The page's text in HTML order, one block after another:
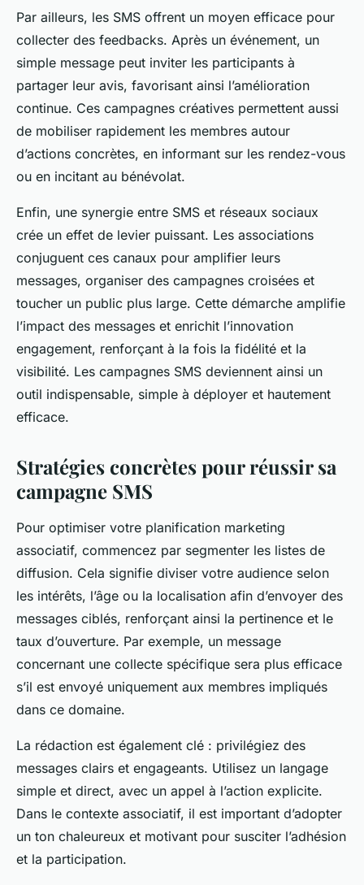
Par ailleurs, les SMS offrent un moyen efficace pour
collecter des feedbacks. Après un événement, un
simple message peut inviter les participants à
partager leur avis, favorisant ainsi l’amélioration
continue. Ces campagnes créatives permettent aussi
de mobiliser rapidement les membres autour
d’actions concrètes, en informant sur les rendez-vous
ou en incitant au bénévolat.
Enfin, une synergie entre SMS et réseaux sociaux
crée un effet de levier puissant. Les associations
conjuguent ces canaux pour amplifier leurs
messages, organiser des campagnes croisées et
toucher un public plus large. Cette démarche amplifie
l’impact des messages et enrichit l’innovation
engagement, renforçant à la fois la fidélité et la
visibilité. Les campagnes SMS deviennent ainsi un
outil indispensable, simple à déployer et hautement
efficace.
Stratégies concrètes pour réussir sa
campagne SMS
Pour optimiser votre planification marketing
associatif, commencez par segmenter les listes de
diffusion. Cela signifie diviser votre audience selon
les intérêts, l’âge ou la localisation afin d’envoyer des
messages ciblés, renforçant ainsi la pertinence et le
taux d’ouverture. Par exemple, un message
concernant une collecte spécifique sera plus efficace
s’il est envoyé uniquement aux membres impliqués
dans ce domaine.
La rédaction est également clé : privilégiez des
messages clairs et engageants. Utilisez un langage
simple et direct, avec un appel à l’action explicite.
Dans le contexte associatif, il est important d’adopter
un ton chaleureux et motivant pour susciter l’adhésion
et la participation.